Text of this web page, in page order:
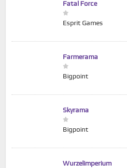
Fatal Force
Esprit Games
Farmerama
Bigpoint
Skyrama
Bigpoint
Wurzelimperium